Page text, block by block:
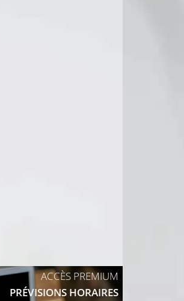
14°C
ACCÈS PREMIUM
PRÉVISIONS HORAIRES